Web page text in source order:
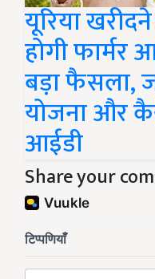
यूरिया
होगी फार्मर
बड़ा फैसला,
योजना और
आईडी
Share your